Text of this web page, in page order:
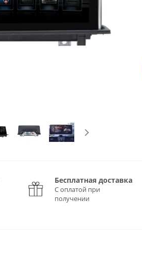
Бесплатная доставка
С оплатой при
получении